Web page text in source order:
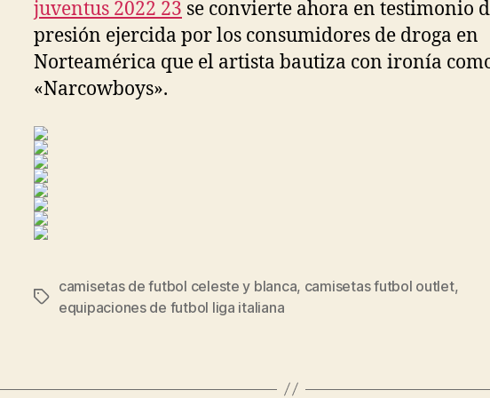
juventus 2022 23 se convierte ahora en testimonio
presión ejercida por los consumidores de droga en
Norteamérica que el artista bautiza con ironía
«Narcowboys».
Etiquetas
camisetas de futbol celeste y blanca, camisetas futbol outlet,
equipaciones de futbol liga italiana